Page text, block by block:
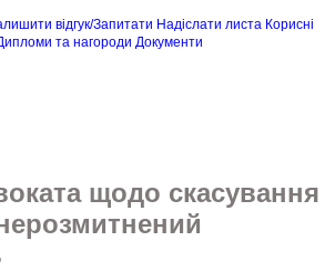
відгук/Запитати Надіслати листа Корисні
та нагороди Документи
щодо скасування